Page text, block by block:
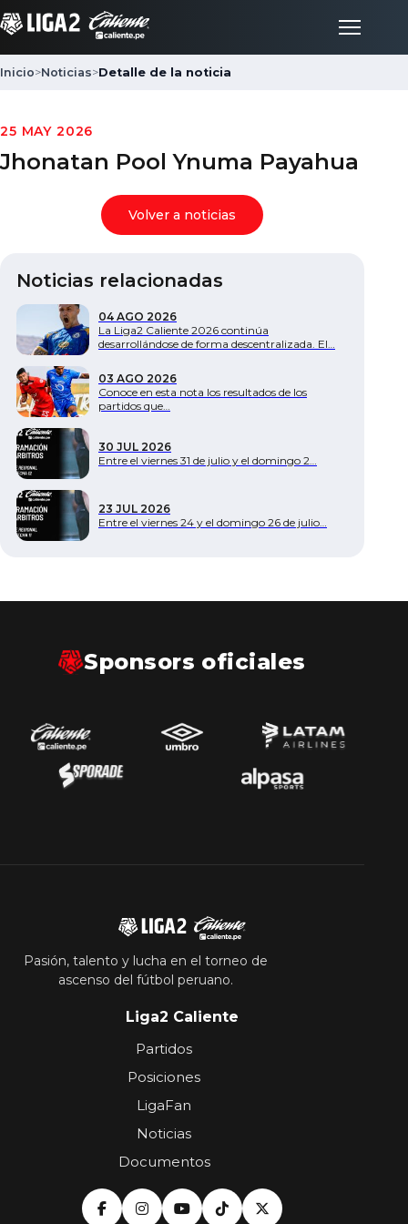
Inicio
LigaFan
Clubes
Noticias
Documentos
Inicio>Noticias>Detalle de la noticia
25 MAY 2026
Jhonatan Pool Ynuma Payahua
Volver a noticias
Noticias relacionadas
04 AGO 2026
La Liga2 Caliente 2026 continúa
desarrollándose de forma descentralizada. El…
03 AGO 2026
Conoce en esta nota los resultados de los
partidos que…
30 JUL 2026
Entre el viernes 31 de julio y el domingo 2…
23 JUL 2026
Entre el viernes 24 y el domingo 26 de julio…
Sponsors oficiales
Pasión, talento y lucha en el torneo de
ascenso del fútbol peruano.
Liga2 Caliente
Partidos
Posiciones
LigaFan
Noticias
Documentos